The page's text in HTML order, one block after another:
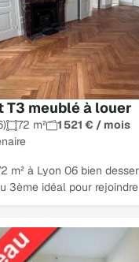
T3 meublé à louer
72 m²
1 521 € / mois
m² à Lyon 06 bien
3ème idéal pour